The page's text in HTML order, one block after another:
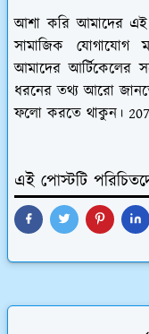
আশা করি আমাদের
সামাজিক যোগাযোগ
আমাদের আর্টিকেলের
ধরনের তথ্য আরো
ফলো করতে থাকুন।
এই পোস্টটি